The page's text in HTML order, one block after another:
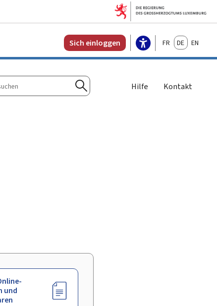
Sich einloggen FrançaisDeutschEnglish
Suchen
Hilfe Kontakt
und